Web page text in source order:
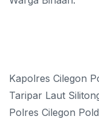
Kapolres Cilegon
Taripar Laut
Polres Cilegon